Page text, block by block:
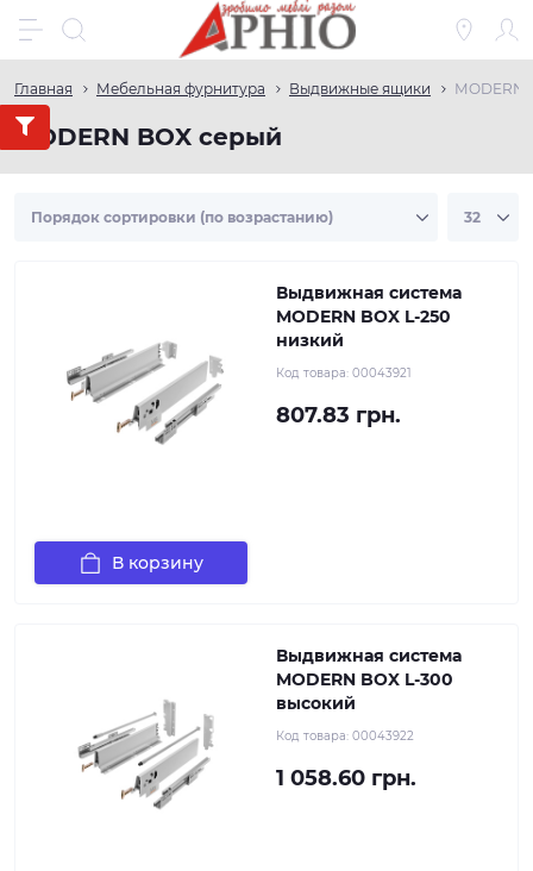
Главная Мебельная фурнитура Выдвижные ящики МODERN
МODERN BOX серый
Выдвижная система
MODERN BOX L-250
низкий
Код товара: 00043921
807.83 грн.
В корзину
Выдвижная система
MODERN BOX L-300
высокий
Код товара: 00043922
1 058.60 грн.